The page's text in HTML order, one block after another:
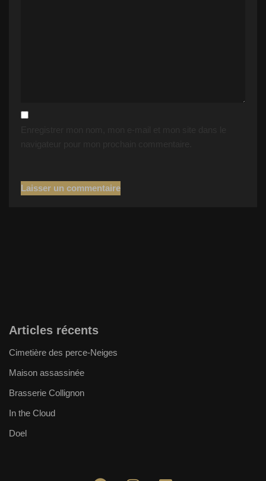
Articles récents
Cimetière des perce-Neiges
Maison assassinée
Brasserie Collignon
In the Cloud
Doel